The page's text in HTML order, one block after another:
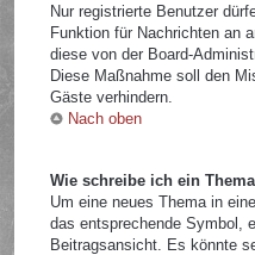
Nur registrierte Benutzer
Funktion für Nachrichten an
diese von der Board-
Diese Maßnahme soll den
Gäste verhindern.
Nach oben
Wie schreibe ich ein
Um eine neues Thema in
das entsprechende Symbol,
Beitragsansicht. Es könnte